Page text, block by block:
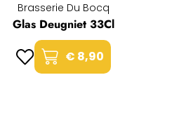
Brasserie Du Bocq
Glas Deugniet 33Cl
€ 8,90